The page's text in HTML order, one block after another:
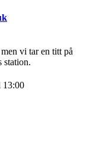
vi tar en titt på
station.
13:00